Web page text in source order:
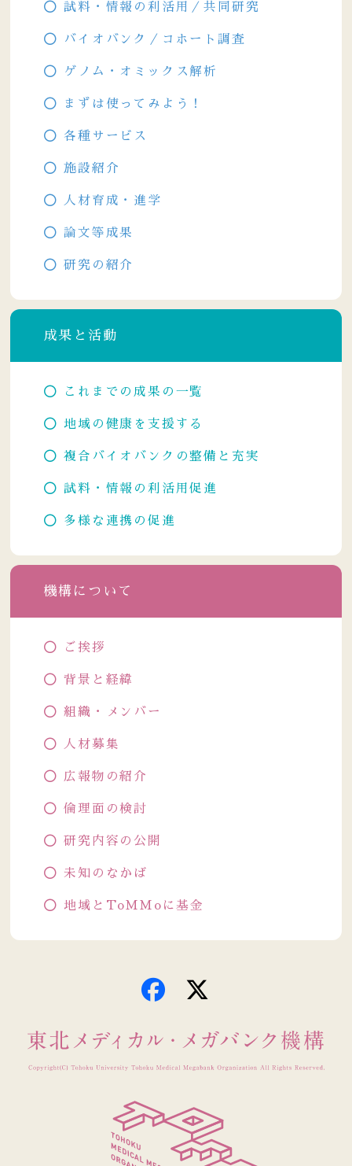
試料・情報の利活用／共同研究
バイオバンク／コホート調査
ゲノム・オミックス解析
まずは使ってみよう！
各種サービス
施設紹介
人材育成・進学
論文等成果
研究の紹介
成果と活動
これまでの成果の一覧
地域の健康を支援する
複合バイオバンクの整備と充実
試料・情報の利活用促進
多様な連携の促進
機構について
ご挨拶
背景と経緯
組織・メンバー
人材募集
広報物の紹介
倫理面の検討
研究内容の公開
未知のなかば
地域とToMMoに基金